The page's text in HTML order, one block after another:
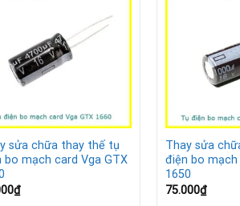
màn hình khi card hoạt động.
bạn nên mang card đến Repair Card
điện tại Repair Card Vga
sửa chữa thay thế tụ
bo mạch card Vga GTX
₫
Thay sửa
điện bo mạch
1650
75.000₫